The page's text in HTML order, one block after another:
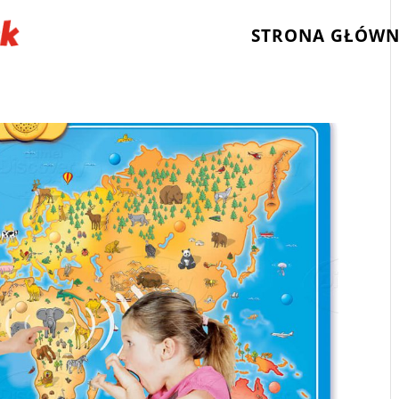
STRONA